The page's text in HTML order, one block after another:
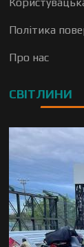
Політика
Про нас
СВІТЛИНИ